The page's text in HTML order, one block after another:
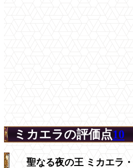
ミカエラの評価点10
聖なる夜の王 ミカエラ